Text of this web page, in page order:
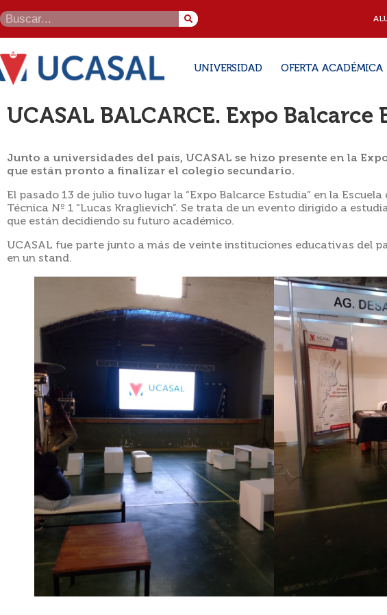
UNIVERSIDAD OFERTA ACADÉMICA
UCASAL BALCARCE. Expo Balcarce
Junto a universidades del país, UCASAL se hizo presente en la
que están pronto a finalizar el colegio secundario.
El pasado 13 de julio tuvo lugar la “Expo Balcarce Estudia” en la
Técnica Nº 1 “Lucas Kraglievich”. Se trata de un evento dirigido a
que están decidiendo su futuro académico.
UCASAL fue parte junto a más de veinte instituciones educativas del
en un stand.